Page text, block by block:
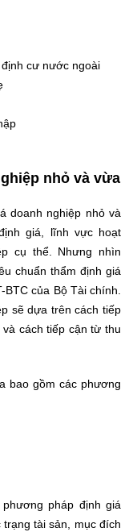
cư nước ngoài
nhỏ và vừa
doanh nghiệp nhỏ và
giá, lĩnh vực hoạt
cụ thể. Nhưng nhìn
chuẩn thẩm định giá
của Bộ Tài chính.
sẽ dựa trên cách tiếp
cách tiếp cận từ thu
bao gồm các phương
pháp định giá
tài sản, mục đích